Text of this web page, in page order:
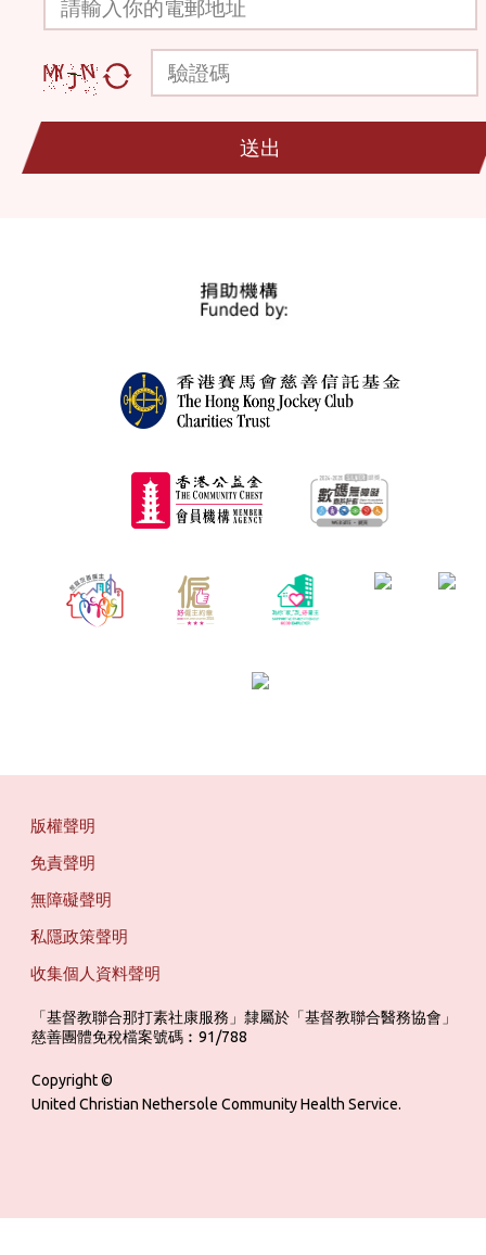
驗證碼
送出
版權聲明
免責聲明
無障礙聲明
私隱政策聲明
收集個人資料聲明
「基督教聯合那打素社康服務」隸屬於「基督教聯合醫務協會」
慈善團體免稅檔案號碼︰91/788
Copyright ©
United Christian Nethersole Community Health Service.